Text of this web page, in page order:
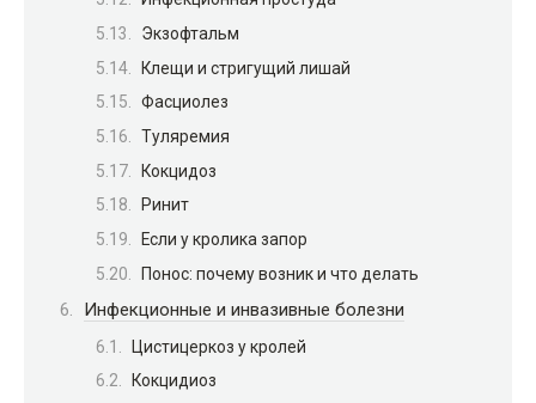
Экзофтальм
Клещи и стригущий лишай
Фасциолез
Туляремия
Кокцидоз
Ринит
Если у кролика запор
Понос: почему возник и что делать
Инфекционные и инвазивные болезни
Цистицеркоз у кролей
Кокцидиоз